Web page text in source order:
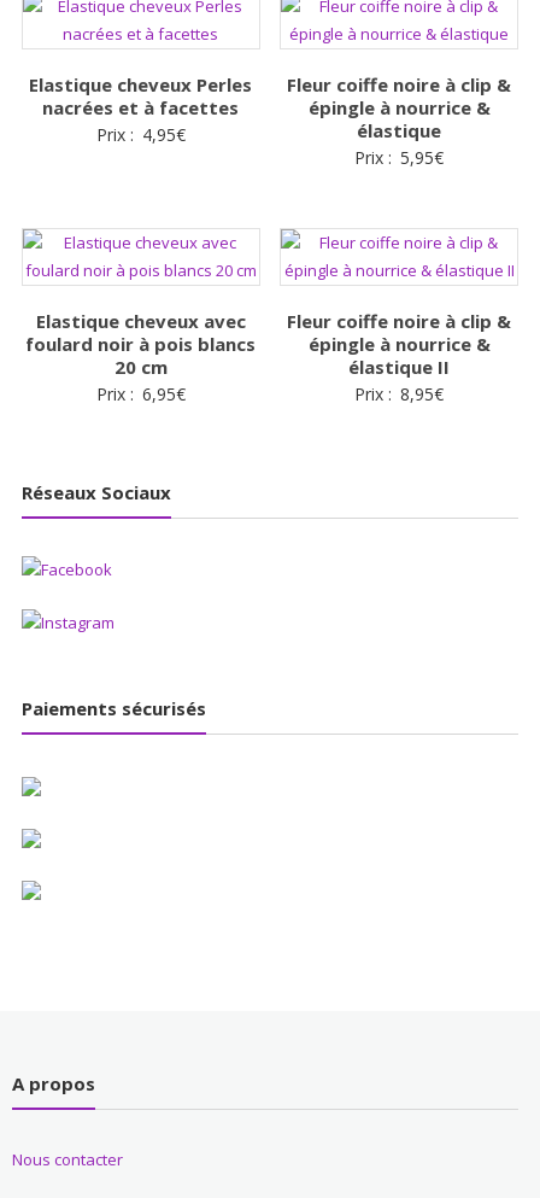
Elastique cheveux Perles
nacrées et à facettes
Prix : 4,95€
Fleur coiffe noire à clip &
épingle à nourrice &
élastique
Prix : 5,95€
Elastique cheveux avec
foulard noir à pois blancs
20 cm
Prix : 6,95€
Fleur coiffe noire à clip &
épingle à nourrice &
élastique II
Prix : 8,95€
Réseaux Sociaux
Paiements sécurisés
A propos
Nous contacter